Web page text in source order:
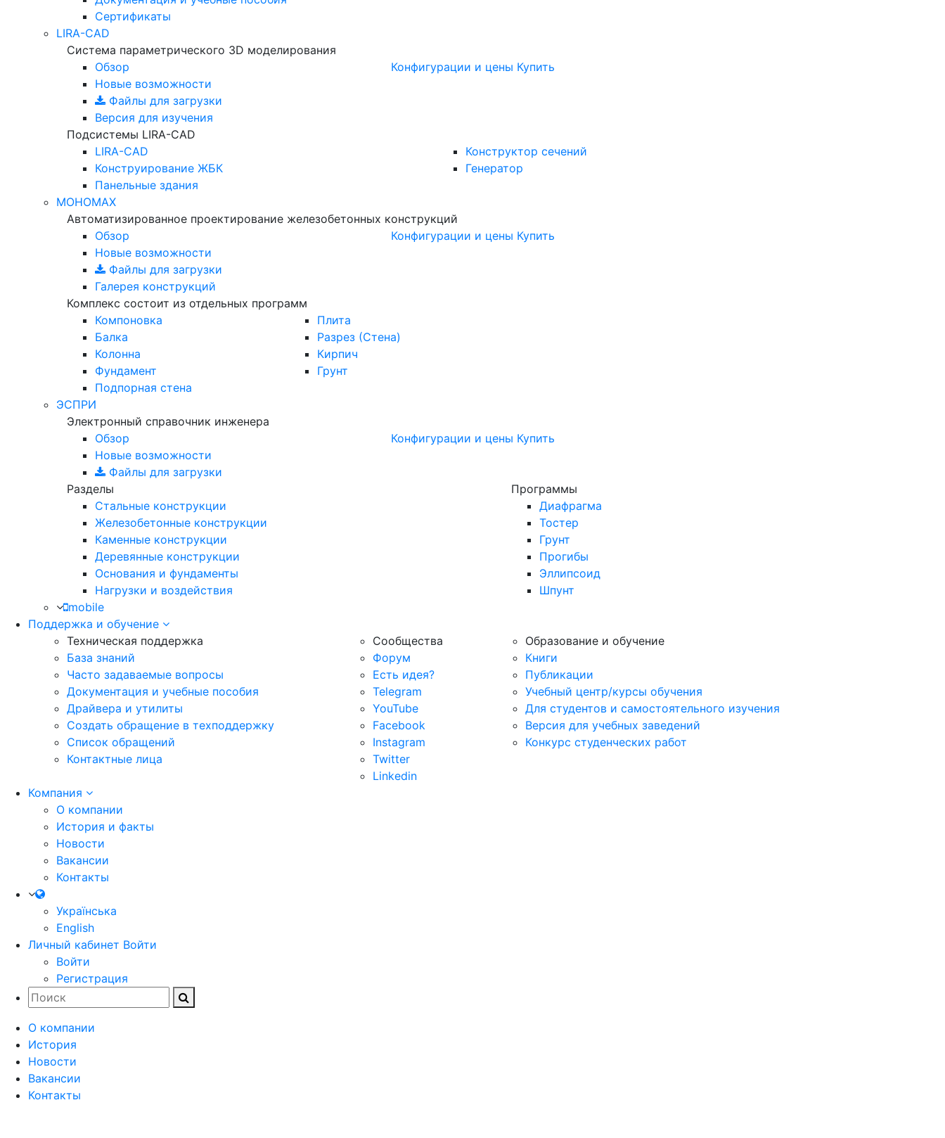
Сертификаты
LIRA-CAD
Система параметрического 3D моделирования
Обзор
Новые возможности
Файлы для загрузки
Версия для изучения
Конфигурации и цены Купить
Подсистемы LIRA-CAD
LIRA-CAD
Конструирование ЖБК
Панельные здания
Конструктор сечений
Генератор
МОНОМАХ
Автоматизированное проектирование железобетонных конструкций
Обзор
Новые возможности
Файлы для загрузки
Галерея конструкций
Конфигурации и цены Купить
Комплекс состоит из отдельных программ
Компоновка
Балка
Колонна
Фундамент
Подпорная стена
Плита
Разрез (Стена)
Кирпич
Грунт
ЭСПРИ
Электронный справочник инженера
Обзор
Новые возможности
Файлы для загрузки
Конфигурации и цены Купить
Разделы
Программы
Стальные конструкции
Железобетонные конструкции
Каменные конструкции
Деревянные конструкции
Основания и фундаменты
Нагрузки и воздействия
Диафрагма
Тостер
Грунт
Прогибы
Эллипсоид
Шпунт
mobile
Поддержка и обучение
Техническая поддержка
База знаний
Часто задаваемые вопросы
Документация и учебные пособия
Драйвера и утилиты
Создать обращение в техподдержку
Список обращений
Контактные лица
Сообщества
Форум
Есть идея?
Telegram
YouTube
Facebook
Instagram
Twitter
Linkedin
Образование и обучение
Книги
Публикации
Учебный центр/курсы обучения
Для студентов и самостоятельного изучения
Версия для учебных заведений
Конкурс студенческих работ
Компания
О компании
История и факты
Новости
Вакансии
Контакты
Українська
English
Личный кабинет Войти
Войти
Регистрация
О компании
История
Новости
Вакансии
Контакты